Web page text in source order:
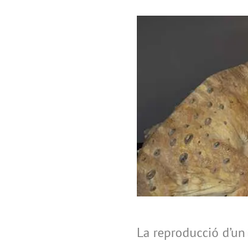
La reproducció d’un